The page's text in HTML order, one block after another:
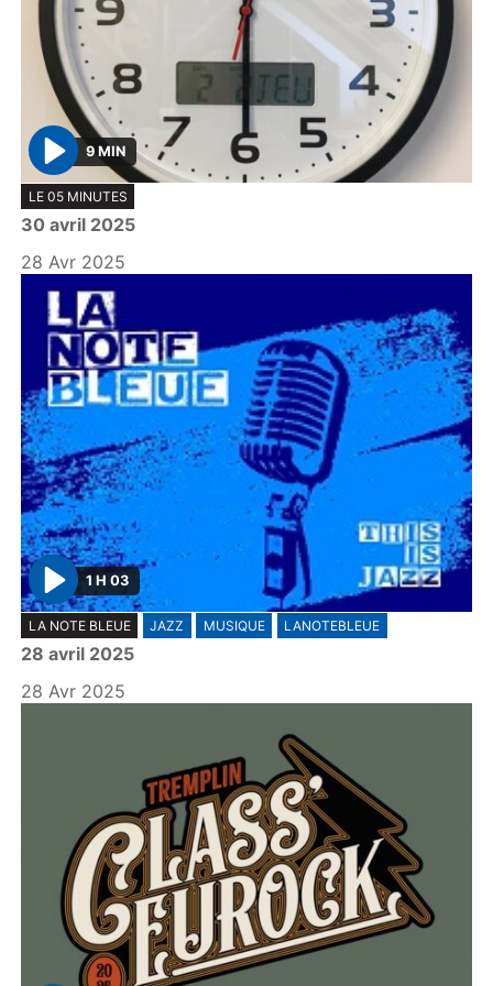
P
l
a
y
9 MIN
LE 05 MINUTES
30 avril 2025
28 Avr 2025
P
l
a
y
1 H 03
LA NOTE BLEUE JAZZ MUSIQUE LANOTEBLEUE
28 avril 2025
28 Avr 2025